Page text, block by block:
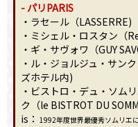
- パリPARIS
・ラセール（LASSERRE)
・ミシェル・ロスタン（
・ギ・サヴォワ（GUY
・ル・ジョルジュ・サン
ズホテル内)
・ビストロ・デュ・ソム
ク（le BISTROT DU
is： 1992年度世界最優秀ソムリエ